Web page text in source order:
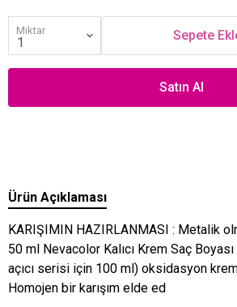
Miktar Sepete
Satın Al
Ürün Açıklaması
KARIŞIMIN HAZIRLANMASI : Metalik
50 ml Nevacolor Kalıcı Krem Saç
açıcı serisi için 100 ml) oksidasyon
Homojen bir karışım elde ed